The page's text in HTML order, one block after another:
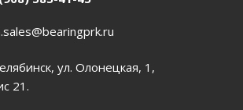
ул. Олонецкая, 1,
21.